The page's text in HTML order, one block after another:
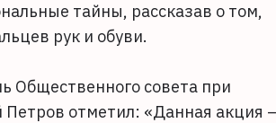
тайны, рассказав о том,
рук и обуви.
Общественного совета при
отметил: «Данная акция –